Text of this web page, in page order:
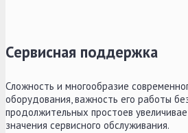
Сервисная поддержка
Сложность и многообразие
оборудования, важность его работы
продолжительных простоев
значения сервисного обслуживания.